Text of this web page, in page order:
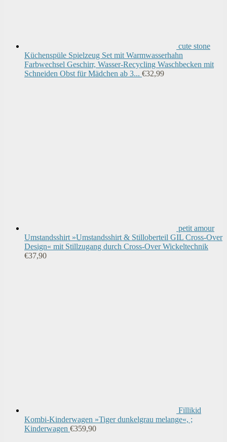
cute stone
Küchenspüle Spielzeug Set mit Warmwasserhahn
Farbwechsel Geschirr, Wasser-Recycling Waschbecken mit
Schneiden Obst für Mädchen ab 3... €32,99
petit amour
Umstandsshirt »Umstandsshirt & Stilloberteil GIL Cross-Over
Design« mit Stillzugang durch Cross-Over Wickeltechnik
€37,90
Fillikid
Kombi-Kinderwagen »Tiger dunkelgrau melange«, ;
Kinderwagen €359,90